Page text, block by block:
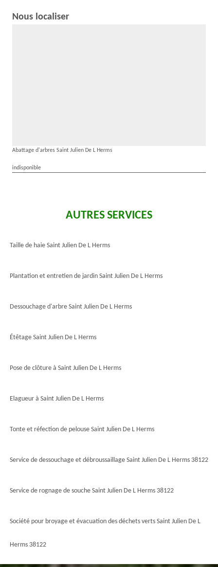
Nous localiser
Abattage d'arbres Saint Julien De L Herms
indisponible
AUTRES SERVICES
Taille de haie Saint Julien De L Herms
Plantation et entretien de jardin Saint Julien De L Herms
Dessouchage d'arbre Saint Julien De L Herms
Étêtage Saint Julien De L Herms
Pose de clôture à Saint Julien De L Herms
Elagueur à Saint Julien De L Herms
Tonte et réfection de pelouse Saint Julien De L Herms
Service de dessouchage et débroussaillage Saint Julien De L Herms 38122
Service de rognage de souche Saint Julien De L Herms 38122
Société pour broyage et évacuation des déchets verts Saint Julien De L
Herms 38122